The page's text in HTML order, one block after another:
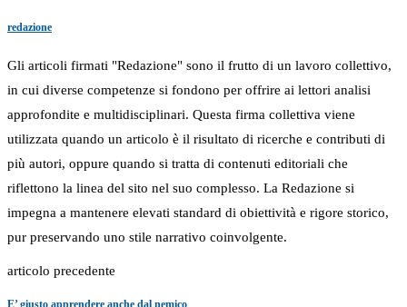
redazione
Gli articoli firmati "Redazione" sono il frutto di un lavoro collettivo,
in cui diverse competenze si fondono per offrire ai lettori analisi
approfondite e multidisciplinari. Questa firma collettiva viene
utilizzata quando un articolo è il risultato di ricerche e contributi di
più autori, oppure quando si tratta di contenuti editoriali che
riflettono la linea del sito nel suo complesso. La Redazione si
impegna a mantenere elevati standard di obiettività e rigore storico,
pur preservando uno stile narrativo coinvolgente.
articolo precedente
E’ giusto apprendere anche dal nemico